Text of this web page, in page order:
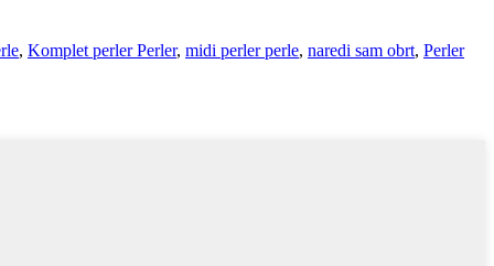
, Komplet perler Perler, midi perler perle, naredi sam obrt, Perler